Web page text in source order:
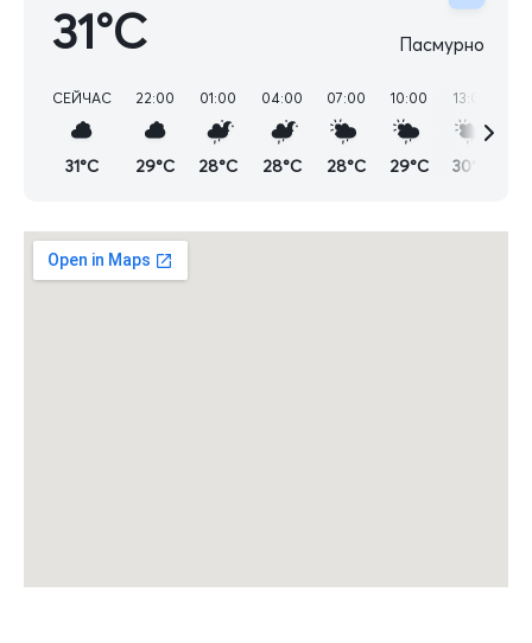
31°C Пасмурно
СЕЙЧАС
31°C
22:00
29°C
01:00
28°C
04:00
28°C
07:00
28°C
10:00
29°C
13:00
30°C